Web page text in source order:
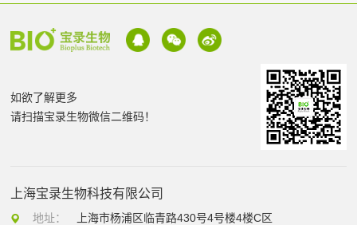
如欲了解更多
请扫描宝录生物微信二维码！
上海宝录生物科技有限公司
地址：
上海市杨浦区临青路430号4号楼4楼C区